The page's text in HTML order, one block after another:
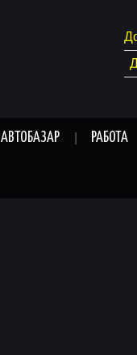
АВТОБАЗАР РАБОТА